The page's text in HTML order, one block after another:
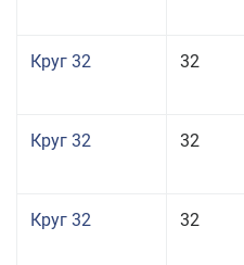
Круг 32 32
Круг 32 32
Круг 32 32